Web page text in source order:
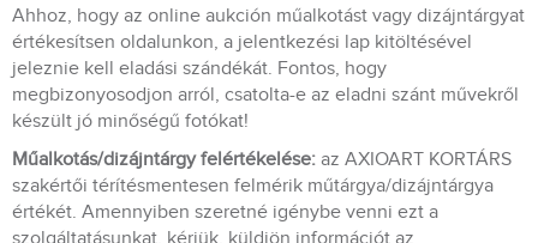
Ahhoz, hogy az online aukción műalkotást vagy dizájntárgyat
értékesítsen oldalunkon, a jelentkezési lap kitöltésével
jeleznie kell eladási szándékát. Fontos, hogy
megbizonyosodjon arról, csatolta-e az eladni szánt művekről
készült jó minőségű fotókat!
Műalkotás/dizájntárgy felértékelése: az AXIOART KORTÁRS
szakértői térítésmentesen felmérik műtárgya/dizájntárgya
értékét. Amennyiben szeretné igénybe venni ezt a